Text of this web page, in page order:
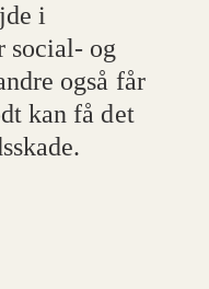
i
social- og
også får
kan få det